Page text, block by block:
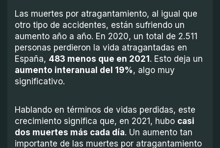
Las muertes por atragantamiento, al igual que
otro tipo de accidentes, están sufriendo un
aumento año a año. En 2020, un total de 2.511
personas perdieron la vida atragantadas en
España, 483 menos que en 2021. Esto deja un
aumento interanual del 19%, algo muy
significativo.
Hablando en términos de vidas perdidas, este
crecimiento significa que, en 2021, hubo casi
dos muertes más cada día. Un aumento tan
importante de las muertes por atragantamiento